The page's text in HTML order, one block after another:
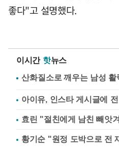
좋다"고 설명했다.
이시간 핫뉴스
아이유, 인스타 게시글에
효린 "절친에게 남친 빼앗
황기순 "원정 도박으로 전